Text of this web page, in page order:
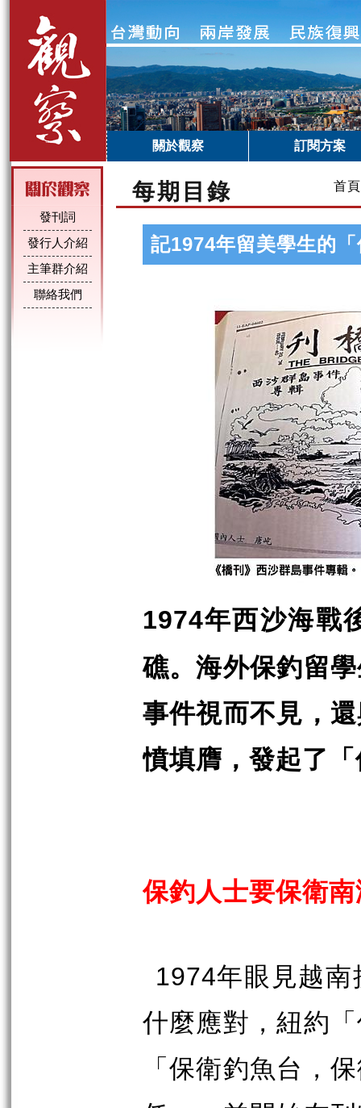
關於觀察 訂閱方案
發刊詞
發行人介紹
主筆群介紹
聯絡我們
每期目錄 首頁
記1974年留美學生的
1974年西沙海戰
礁。海外保釣留
事件視而不見，
憤填膺，發起了
保釣人士要保衛
1974年眼見越南
什麼應對，紐約
「保衛釣魚台，